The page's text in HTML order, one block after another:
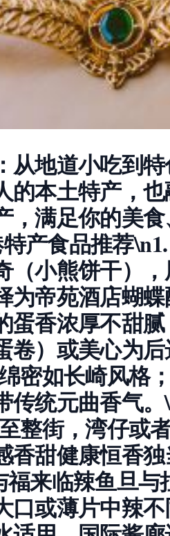
从地道小吃到
的本土特产，
满足你的美食
产食品推荐\n1.
（小熊饼干）
为帝苑酒店蝴
蛋香浓厚不甜
卷）或美心为
密如长崎风格
传统元曲香气
整街，湾仔或
甜健康恒香独
来临辣鱼旦与
口或薄片中辣